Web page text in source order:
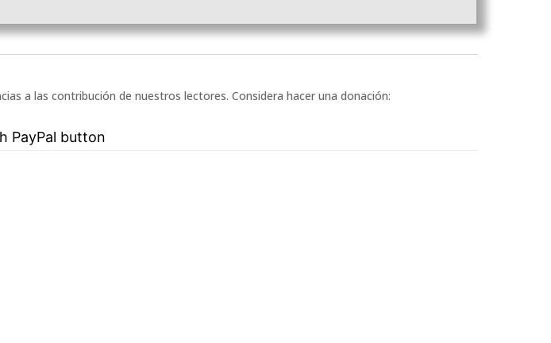
a las contribución de nuestros lectores. Considera hacer una donación: